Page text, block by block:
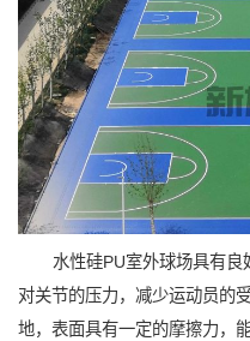
水性硅PU室外球场具有
对关节的压力，减少运动员的
地，表面具有一定的摩擦力，